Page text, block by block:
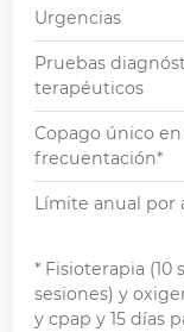
Urgencias
Pruebas
terapéuticos
Copago único
frecuentación*
Límite anual por
* Fisioterapia (10
sesiones) y
y cpap y 15 días